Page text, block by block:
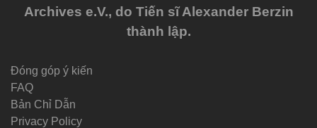
Archives e.V., do Tiến sĩ Alexander Berzin
thành lập.
Đóng góp ý kiến
FAQ
Bản Chỉ Dẫn
Privacy Policy